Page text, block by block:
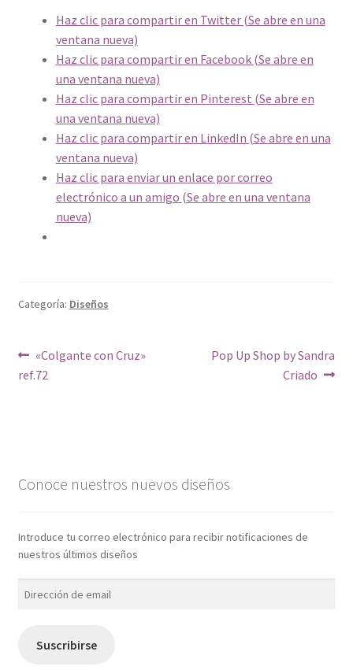
Haz clic para compartir en Twitter (Se abre en una
ventana nueva)
Haz clic para compartir en Facebook (Se abre en
una ventana nueva)
Haz clic para compartir en Pinterest (Se abre en
una ventana nueva)
Haz clic para compartir en LinkedIn (Se abre en una
ventana nueva)
Haz clic para enviar un enlace por correo
electrónico a un amigo (Se abre en una ventana
nueva)
Categoría: Diseños
Navegación
de
Anterior:
«Colgante con Cruz»
ref.72
Siguiente:
Pop Up Shop by Sandra
Criado
Conoce nuestros nuevos diseños
Introduce tu correo electrónico para recibir notificaciones de
nuestros últimos diseños
Dirección
Suscribirse